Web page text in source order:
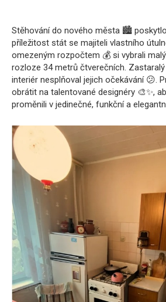
Stěhování do nového města 🏙️
příležitost stát se majiteli vlastního
omezeným rozpočtem 💰 si vybrali
rozloze 34 metrů čtverečních.
interiér nesplňoval jejich očekávání 😕.
obrátit na talentované designéry 🎨✨,
proměnili v jedinečné, funkční a